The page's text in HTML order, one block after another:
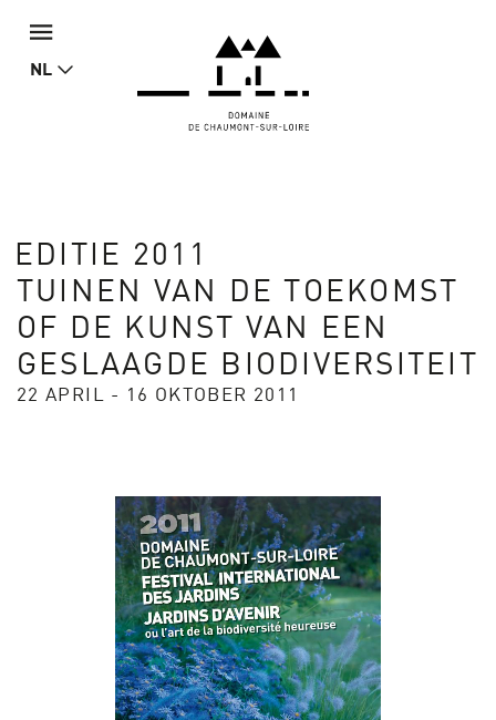
NL
EDITIE 2011
TUINEN VAN DE TOEKOMST
OF DE KUNST VAN EEN
GESLAAGDE BIODIVERSITEIT
22 APRIL - 16 OKTOBER 2011